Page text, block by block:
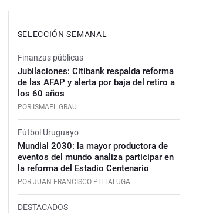
SELECCIÓN SEMANAL
Finanzas públicas
Jubilaciones: Citibank respalda reforma
de las AFAP y alerta por baja del retiro a
los 60 años
POR ISMAEL GRAU
Fútbol Uruguayo
Mundial 2030: la mayor productora de
eventos del mundo analiza participar en
la reforma del Estadio Centenario
POR JUAN FRANCISCO PITTALUGA
DESTACADOS